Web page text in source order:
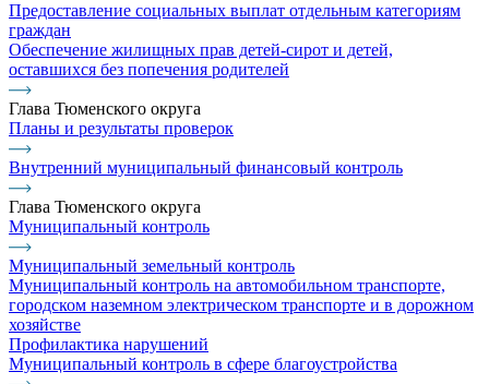
Предоставление социальных выплат отдельным категориям
граждан
Обеспечение жилищных прав детей-сирот и детей,
оставшихся без попечения родителей
Глава Тюменского округа
Планы и результаты проверок
Внутренний муниципальный финансовый контроль
Глава Тюменского округа
Муниципальный контроль
Муниципальный земельный контроль
Муниципальный контроль на автомобильном транспорте,
городском наземном электрическом транспорте и в дорожном
хозяйстве
Профилактика нарушений
Муниципальный контроль в сфере благоустройства